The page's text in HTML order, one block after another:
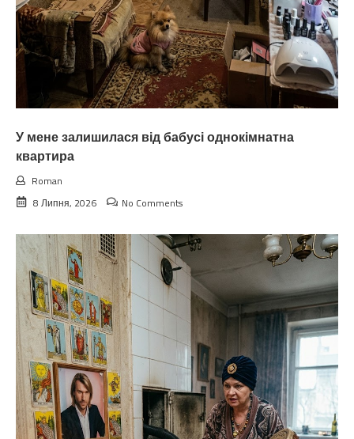
У мене залишилася від бабусі однокімнатна
квартира
Roman
8 Липня, 2026
No Comments